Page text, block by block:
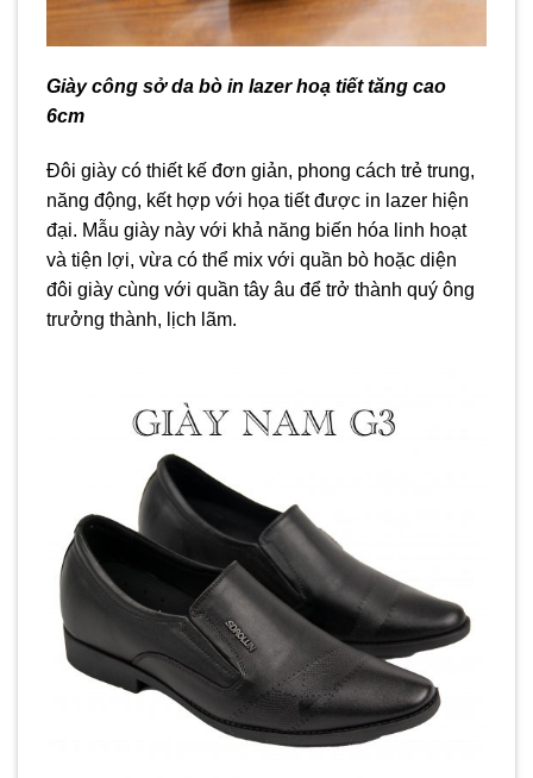
Giày công sở da bò in lazer hoạ tiết tăng cao
6cm
Đôi giày có thiết kế đơn giản, phong cách trẻ trung,
năng động, kết hợp với họa tiết được in lazer hiện
đại. Mẫu giày này với khả năng biến hóa linh hoạt
và tiện lợi, vừa có thể mix với quần bò hoặc diện
đôi giày cùng với quần tây âu để trở thành quý ông
trưởng thành, lịch lãm.